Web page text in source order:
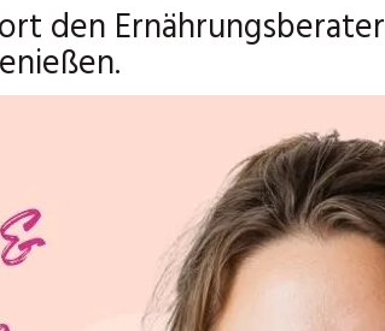
den Ernährungsberater